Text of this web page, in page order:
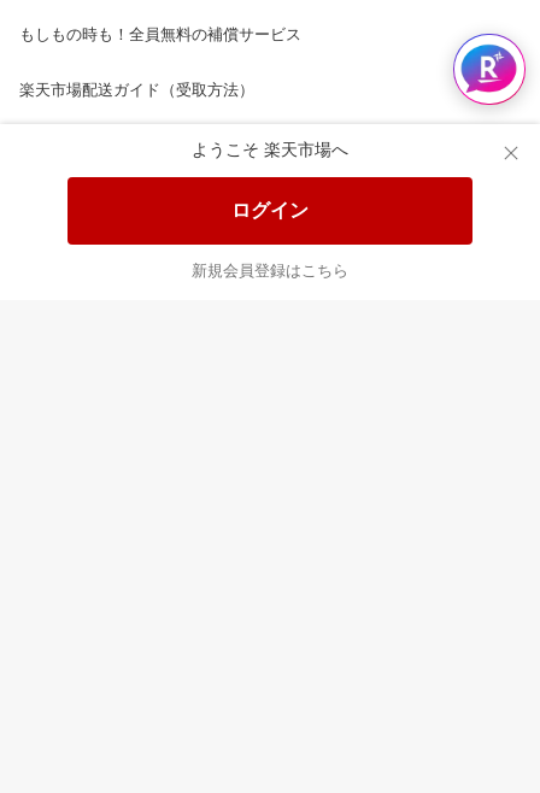
ようこそ 楽天市場へ
ログイン
新規会員登録はこちら
もしもの時も！全員無料の補償サービス
楽天市場配送ガイド（受取方法）
楽天にお店を開きませんか？
楽天ショッピングサービスご利用規約